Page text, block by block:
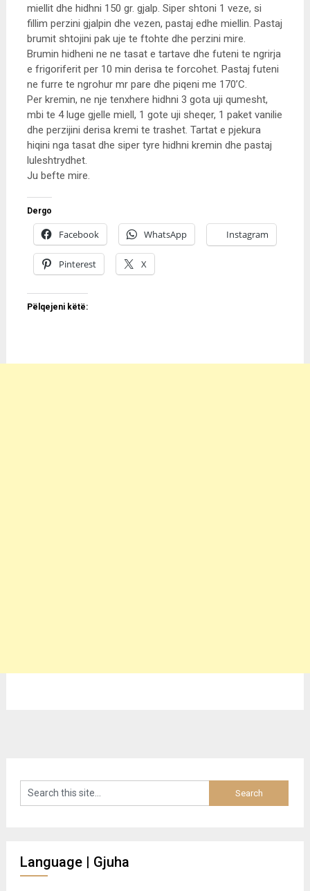
miellit dhe hidhni 150 gr. gjalp. Siper shtoni 1 veze, si
fillim perzini gjalpin dhe vezen, pastaj edhe miellin. Pastaj
brumit shtojini pak uje te ftohte dhe perzini mire.
Brumin hidheni ne ne tasat e tartave dhe futeni te ngrirja
e frigoriferit per 10 min derisa te forcohet. Pastaj futeni
ne furre te ngrohur mr pare dhe piqeni me 170’C.
Per kremin, ne nje tenxhere hidhni 3 gota uji qumesht,
mbi te 4 luge gjelle miell, 1 gote uji sheqer, 1 paket vanilie
dhe perzijini derisa kremi te trashet. Tartat e pjekura
hiqini nga tasat dhe siper tyre hidhni kremin dhe pastaj
luleshtrydhet.
Ju befte mire.
Dergo
Facebook WhatsApp Instagram
Pinterest X
Pëlqejeni këtë:
Language | Gjuha